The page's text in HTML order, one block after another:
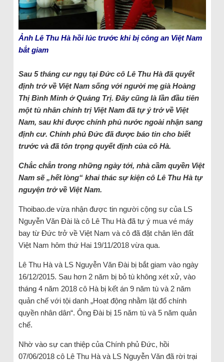
Ảnh Lê Thu Hà hồi lúc trước khi bị công an Việt Nam
bắt giam
Sau 5 tháng cư ngụ tại Đức cô Lê Thu Hà đã quyết
định trở về Việt Nam sống với người mẹ già Hoàng
Thị Bình Minh ở Quảng Trị. Đây cũng là lần đầu tiên
một tù nhân chính trị Việt Nam đã tự ý trở về Việt
Nam, sau khi được chính phủ nước ngoài nhận sang
định cư. Chính phủ Đức đã được báo tin cho biết
trước và đã tôn trọng quyết định của cô Hà.
Chắc chắn trong những ngày tới, nhà cầm quyền Việt
Nam sẽ „hết lòng“ khai thác sự kiện cô Lê Thu Hà tự
nguyện trở về Việt Nam.
Thoibao.de vừa nhận được tin người cộng sự của LS
Nguyễn Văn Đài là cô Lê Thu Hà đã tự ý mua vé máy
bay từ Đức trở về Việt Nam và cô đã đặt chân lên đất
Việt Nam hôm thứ Hai 19/11/2018 vừa qua.
Lê Thu Hà và LS Nguyễn Văn Đài bị bắt giam vào ngày
16/12/2015. Sau hơn 2 năm bị bỏ tù không xét xử, vào
tháng 4 năm 2018 cô Hà bị kết án 9 năm tù và 2 năm
quản chế với tội danh „Hoạt động nhằm lật đổ chính
quyền nhân dân“. Ông Đài bị 15 năm tù và 5 năm quản
chế.
Nhờ vào sự can thiệp của Chính phủ Đức, hồi
07/06/2018 cô Lê Thu Hà và LS Nguyễn Văn đã rời trại